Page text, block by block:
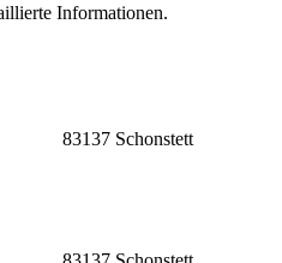
Informationen.
83137 Schonstett